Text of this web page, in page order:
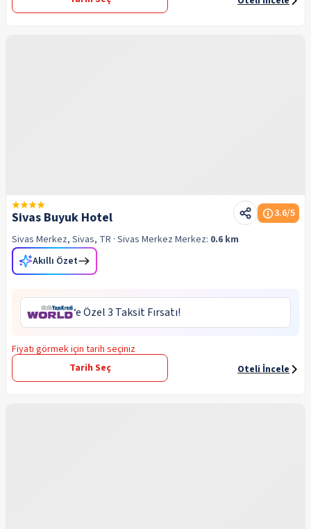
Sivas Buyuk Hotel 3.6/5
Sivas Merkez, Sivas, TR · Sivas Merkez Merkez: 0.6 km
Akıllı Özet
‘e Özel 3 Taksit Fırsatı!
Fiyatı görmek için tarih seçiniz
Tarih Seç
Oteli İncele